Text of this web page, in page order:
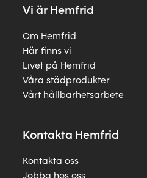
Vi är Hemfrid
Om Hemfrid
Här finns vi
Livet på Hemfrid
Våra städprodukter
Vårt hållbarhetsarbete
Kontakta Hemfrid
Kontakta oss
Jobba hos oss